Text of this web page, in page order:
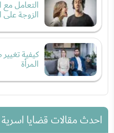
التعامل مع
الزوجة على
كيفية
المرأة
احدث مقالات قضايا اسرية